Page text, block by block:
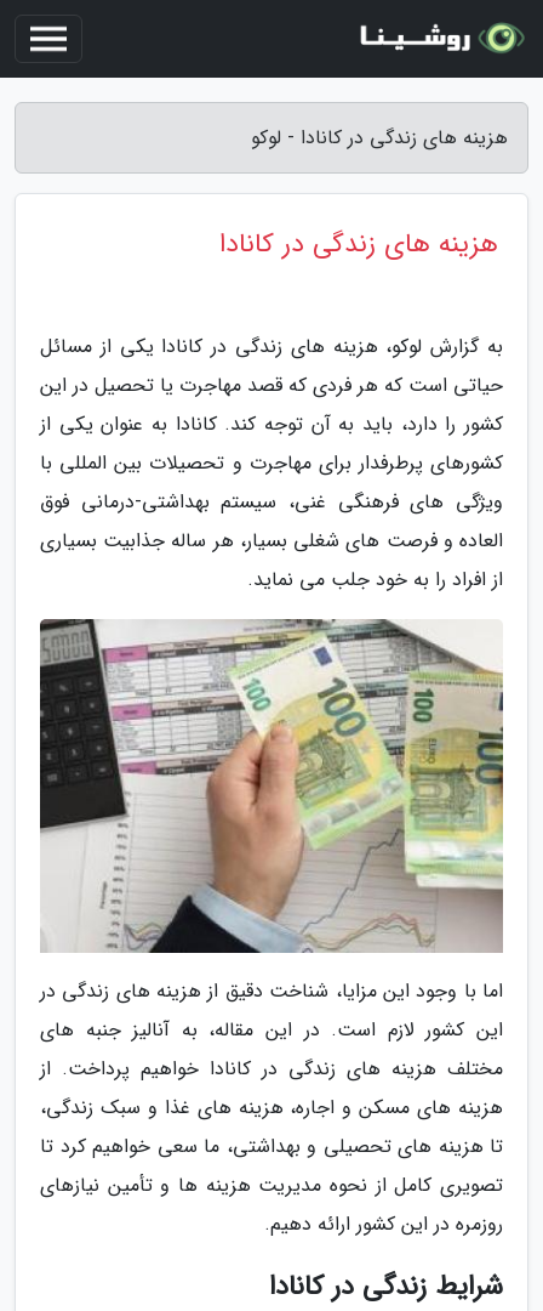
هزینه های زندگی در کانادا - لوکو
هزینه های زندگی در کانادا
به گزارش لوکو، هزینه های زندگی در کانادا یکی از مسائل
حیاتی است که هر فردی که قصد مهاجرت یا تحصیل در این
کشور را دارد، باید به آن توجه کند. کانادا به عنوان یکی از
کشورهای پرطرفدار برای مهاجرت و تحصیلات بین المللی با
ویژگی های فرهنگی غنی، سیستم بهداشتی-درمانی فوق
العاده و فرصت های شغلی بسیار، هر ساله جذابیت بسیاری
از افراد را به خود جلب می نماید.
اما با وجود این مزایا، شناخت دقیق از هزینه های زندگی در
این کشور لازم است. در این مقاله، به آنالیز جنبه های
مختلف هزینه های زندگی در کانادا خواهیم پرداخت. از
هزینه های مسکن و اجاره، هزینه های غذا و سبک زندگی،
تا هزینه های تحصیلی و بهداشتی، ما سعی خواهیم کرد تا
تصویری کامل از نحوه مدیریت هزینه ها و تأمین نیازهای
روزمره در این کشور ارائه دهیم.
شرایط زندگی در کانادا